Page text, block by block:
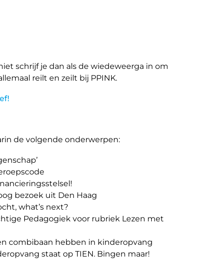
schrijf je dan als de wiedeweerga in om
reilt en zeilt bij PPINK.
de volgende onderwerpen:
bezoek uit Den Haag
what’s next?
Pedagogiek voor rubriek Lezen met
combibaan hebben in kinderopvang
staat op TIEN. Bingen maar!